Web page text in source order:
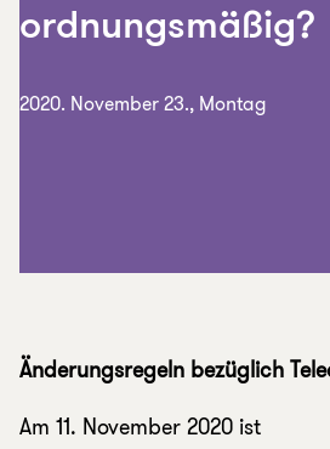
ordnungsmäßig?
2020. November 23., Montag
Änderungsregeln bezüglich
Am 11. November 2020 ist